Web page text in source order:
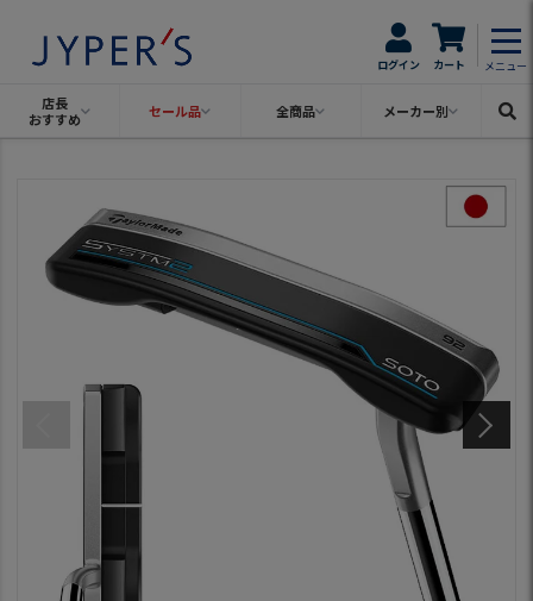
ログイン カート メニュー
店長
おすすめ
セール品 全商品 メーカー別